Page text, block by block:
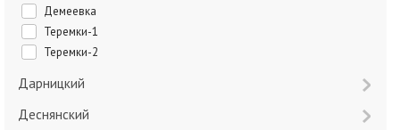
Демеевка
Теремки-1
Теремки-2
Дарницкий
Деснянский